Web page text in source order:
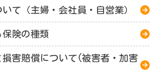
て（主婦・会社員・自営業）
険の種類
損害賠償について(被害者・加害